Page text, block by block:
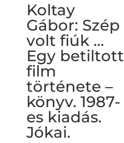
Koltay
Gábor: Szép
volt fiúk …
Egy betiltott
film
története –
könyv. 1987-
es kiadás.
Jókai.